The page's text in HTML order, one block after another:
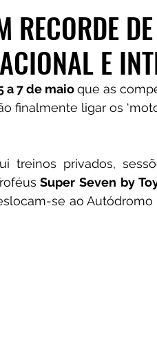
E
a 7 de maio que as
finalmente ligar os
treinos privados,
Super Seven by
se ao